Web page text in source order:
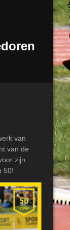
van
van de
zijn
50!